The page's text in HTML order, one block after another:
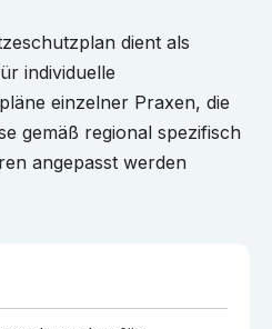
dient als
individuelle
einzelner Praxen, die
gemäß regional spezifisch
angepasst werden